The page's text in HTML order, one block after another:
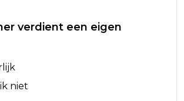
verdient een eigen
niet